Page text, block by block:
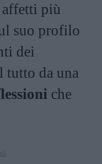
affetti più
suo profilo
dei
tutto da una
che